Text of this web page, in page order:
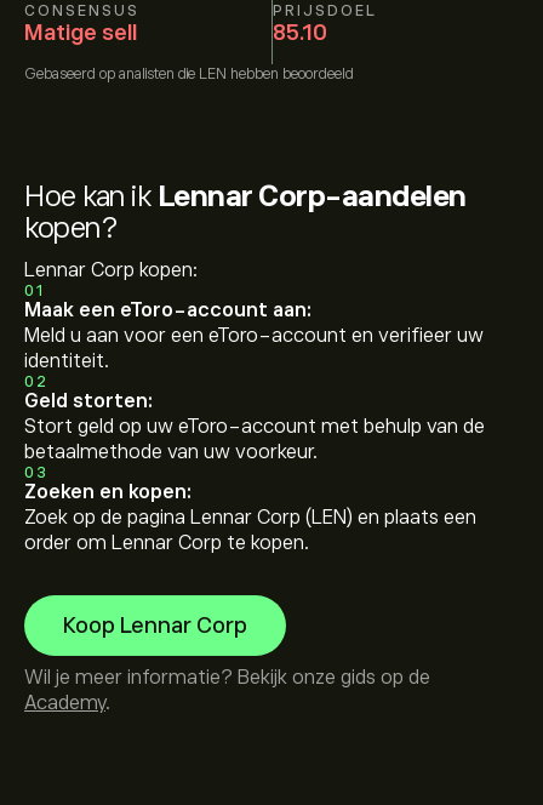
CONSENSUS
Matige sell
PRIJSDOEL
85.10
Gebaseerd op analisten die LEN hebben beoordeeld
Hoe kan ik Lennar Corp-aandelen
kopen?
Lennar Corp kopen:
01
Maak een eToro-account aan:
Meld u aan voor een eToro-account en verifieer uw
identiteit.
02
Geld storten:
Stort geld op uw eToro-account met behulp van de
betaalmethode van uw voorkeur.
03
Zoeken en kopen:
Zoek op de pagina Lennar Corp (LEN) en plaats een
order om Lennar Corp te kopen.
Koop Lennar Corp
Wil je meer informatie? Bekijk onze gids op de
Academy.